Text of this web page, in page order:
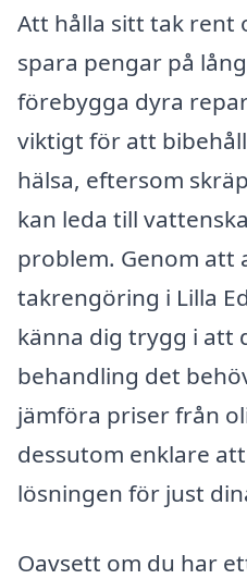
Att hålla sitt tak rent
spara pengar på
förebygga dyra
viktigt för att
hälsa, eftersom
kan leda till
problem. Genom att
takrengöring i Lilla
känna dig trygg i att
behandling det
jämföra priser från
dessutom enklare
lösningen för just
Oavsett om du har